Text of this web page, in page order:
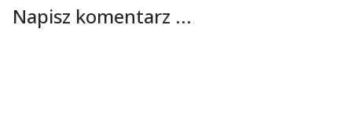
Napisz komentarz ...